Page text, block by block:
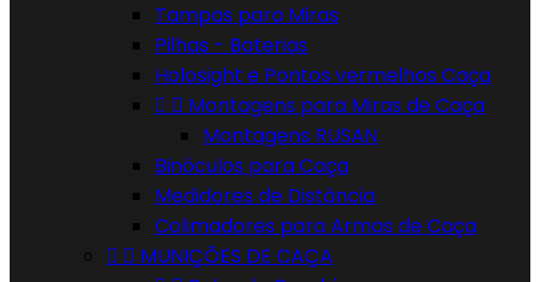
Tampas para Miras
Pilhas - Baterias
Holosight e Pontos vermelhos Caça
  Montagens para Miras de Caça
Montagens RUSAN
Binóculos para Caça
Medidores de Distância
Colimadores para Armas de Caça
  MUNIÇÕES DE CAÇA